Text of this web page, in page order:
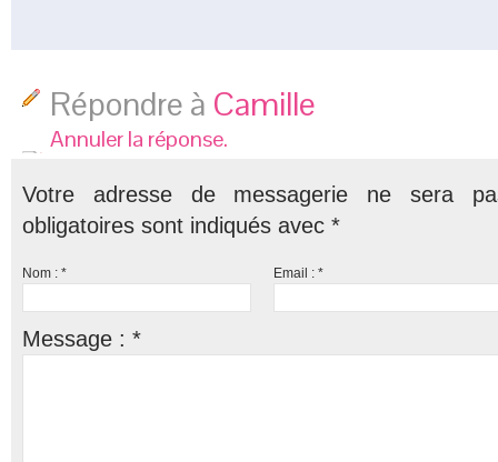
Répondre à Camille
Annuler la réponse.
Votre adresse de messagerie ne sera
obligatoires sont indiqués avec *
Nom : * Email : *
Message : *